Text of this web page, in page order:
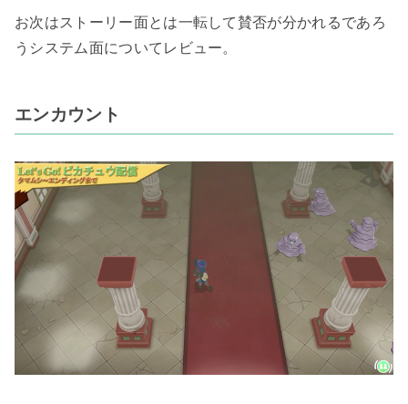
お次はストーリー面とは一転して賛否が分かれるであろ
うシステム面についてレビュー。
エンカウント